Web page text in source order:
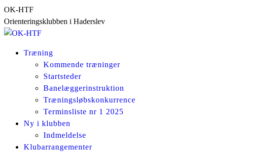
Skip
to
content
OK-HTF
Orienteringsklubben i Haderslev
Træning
Kommende træninger
Startsteder
Banelæggerinstruktion
Træningsløbskonkurrence
Terminsliste nr 1 2025
Ny i klubben
Indmeldelse
Klubarrangementer